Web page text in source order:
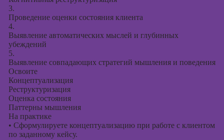
3.
Проведение оценки состояния клиента
4.
Выявление автоматических мыслей и глубинных
убеждений
5.
Выявление совпадающих стратегий мышления и поведения
Освоите
Концептуализация
Реструктуризация
Оценка состояния
Паттерны мышления
На практике
• Сформулируете концептуализацию при работе с клиентом
по заданному кейсу.